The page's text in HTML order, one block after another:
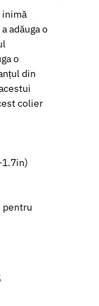
inimă
adăuga o
o
din
colier
pentru